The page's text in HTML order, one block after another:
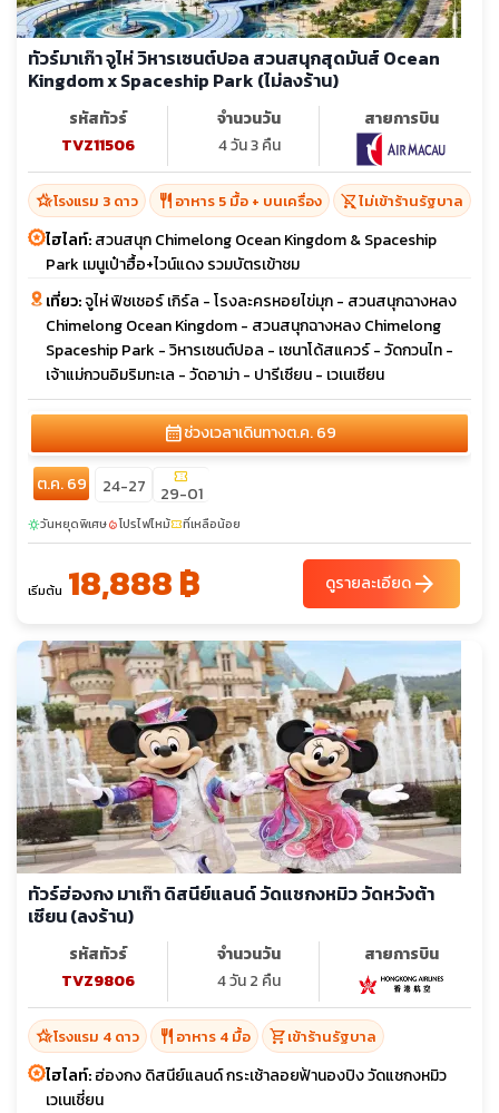
ทัวร์มาเก๊า จูไห่ วิหารเซนต์ปอล สวนสนุกสุดมันส์ Ocean
Kingdom x Spaceship Park (ไม่ลงร้าน)
รหัสทัวร์
TVZ11506
จำนวนวัน
4 วัน 3 คืน
สายการบิน
hotel_classโรงแรม 3 ดาว restaurant อาหาร 5 มื้อ + บนเครื่อง shopping_cart_offไม่เข้าร้านรัฐบาล
ไฮไลท์:สวนสนุก Chimelong Ocean Kingdom & Spaceship
Park เมนูเป๋าฮื้อ+ไวน์แดง รวมบัตรเข้าชม
เที่ยว:จูไห่ ฟิชเชอร์ เกิร์ล - โรงละครหอยไข่มุก - สวนสนุกฉางหลง
Chimelong Ocean Kingdom - สวนสนุกฉางหลง Chimelong
Spaceship Park - วิหารเซนต์ปอล - เซนาโด้สแควร์ - วัดกวนไท -
เจ้าแม่กวนอิมริมทะเล - วัดอาม่า - ปารีเซียน - เวเนเซียน
calendar_monthช่วงเวลาเดินทางต.ค. 69
ต.ค. 69 24-27 confirmation_number
29-01
sunnyวันหยุดพิเศษlocal_fire_departmentโปรไฟไหม้confirmation_numberที่เหลือน้อย
เริ่มต้น 18,888 ฿ ดูรายละเอียดarrow_forward
ทัวร์ฮ่องกง มาเก๊า ดิสนีย์แลนด์ วัดแชกงหมิว วัดหวังต้า
เซียน (ลงร้าน)
รหัสทัวร์
TVZ9806
จำนวนวัน
4 วัน 2 คืน
สายการบิน
hotel_classโรงแรม 4 ดาว restaurant อาหาร 4 มื้อ shopping_cartเข้าร้านรัฐบาล
ไฮไลท์:ฮ่องกง ดิสนีย์แลนด์ กระเช้าลอยฟ้านองปิง วัดแชกงหมิว
เวเนเชี่ยน